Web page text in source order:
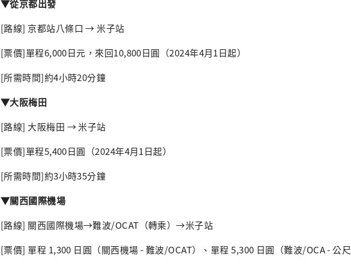
▼從京都出發
[路線] 京都站八條口 → 米子站
[票價]單程6,000日元，來回10,800日圓（2024年4月1日起）
[所需時間]約4小時20分鐘
▼大阪梅田
[路線] 大阪梅田 → 米子站
[票價]單程5,400日圓（2024年4月1日起）
[所需時間]約3小時35分鐘
▼關西國際機場
[路線] 關西國際機場→難波/OCAT（轉乘）→米子站
[票價] 單程 1,300 日圓（關西機場 - 難波/OCAT）、單程 5,300 日圓（難波/OCA - 公尺